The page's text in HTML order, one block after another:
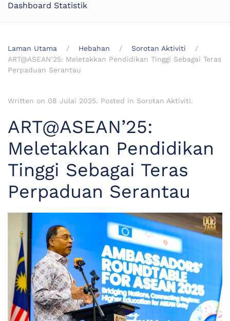
Dashboard Statistik
Laman Utama Hebahan
Sorotan Aktiviti
ART@ASEAN’25: Meletakkan Pendidikan Tinggi Sebagai Teras
Perpaduan Serantau
Written on 08 Julai 2025. Posted in Sorotan Aktiviti.
ART@ASEAN’25:
Meletakkan Pendidikan
Tinggi Sebagai Teras
Perpaduan Serantau